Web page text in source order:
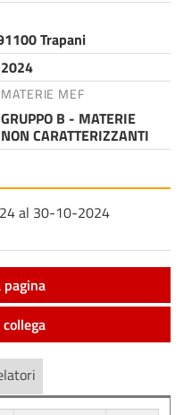
Trapani
MATERIE MEF
GRUPPO B - MATERIE
NON CARATTERIZZANTI
al 30-10-2024